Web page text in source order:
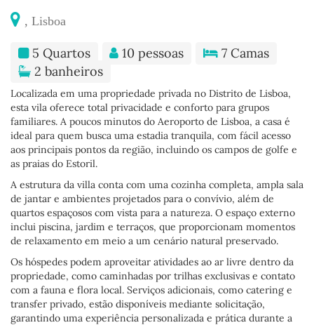
, Lisboa
5 Quartos 10 pessoas
7 Camas
2 banheiros
Localizada em uma propriedade privada no Distrito de Lisboa,
esta vila oferece total privacidade e conforto para grupos
familiares. A poucos minutos do Aeroporto de Lisboa, a casa é
ideal para quem busca uma estadia tranquila, com fácil acesso
aos principais pontos da região, incluindo os campos de golfe e
as praias do Estoril.
A estrutura da villa conta com uma cozinha completa, ampla sala
de jantar e ambientes projetados para o convívio, além de
quartos espaçosos com vista para a natureza. O espaço externo
inclui piscina, jardim e terraços, que proporcionam momentos
de relaxamento em meio a um cenário natural preservado.
Os hóspedes podem aproveitar atividades ao ar livre dentro da
propriedade, como caminhadas por trilhas exclusivas e contato
com a fauna e flora local. Serviços adicionais, como catering e
transfer privado, estão disponíveis mediante solicitação,
garantindo uma experiência personalizada e prática durante a